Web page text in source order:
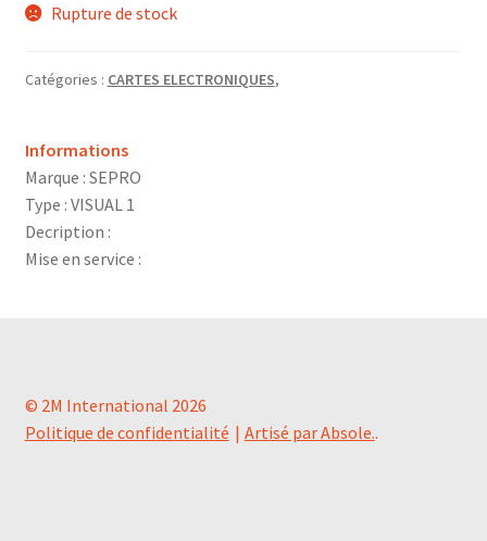
Rupture de stock
Catégories : CARTES ELECTRONIQUES,
Informations
Marque : SEPRO
Type : VISUAL 1
Decription :
Mise en service :
© 2M International 2026
Politique de confidentialité
Artisé par Absole..